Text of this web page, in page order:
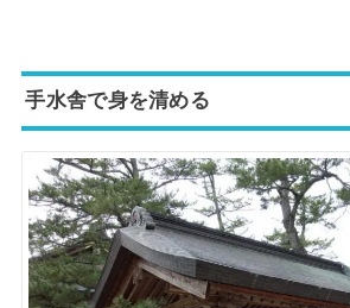
手水舎で身を清める